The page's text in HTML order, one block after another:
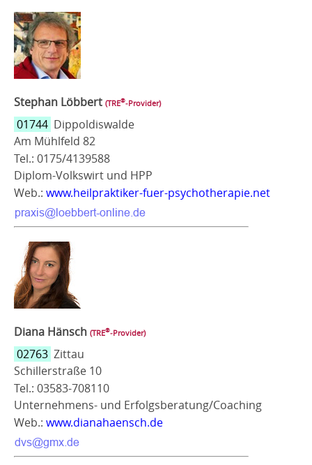
Stephan Löbbert (TRE®‑Provider)
01744 Dippoldiswalde
Am Mühlfeld 82
Tel.: 0175/4139588
Diplom-Volkswirt und HPP
Web.: www.heilpraktiker-fuer-psychotherapie.net
Diana Hänsch (TRE®‑Provider)
02763 Zittau
Schillerstraße 10
Tel.: 03583-708110
Unternehmens- und Erfolgsberatung/Coaching
Web.: www.dianahaensch.de